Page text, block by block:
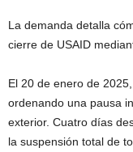
La demanda detalla
cierre de USAID
El 20 de enero de
ordenando una pausa
exterior. Cuatro días
la suspensión total de